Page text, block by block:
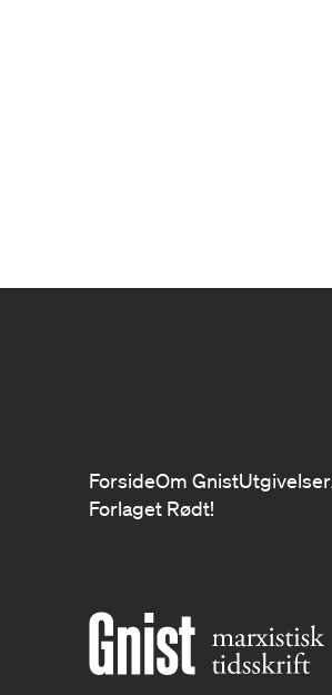
ForsideOm GnistUtgivelser
Forlaget Rødt!